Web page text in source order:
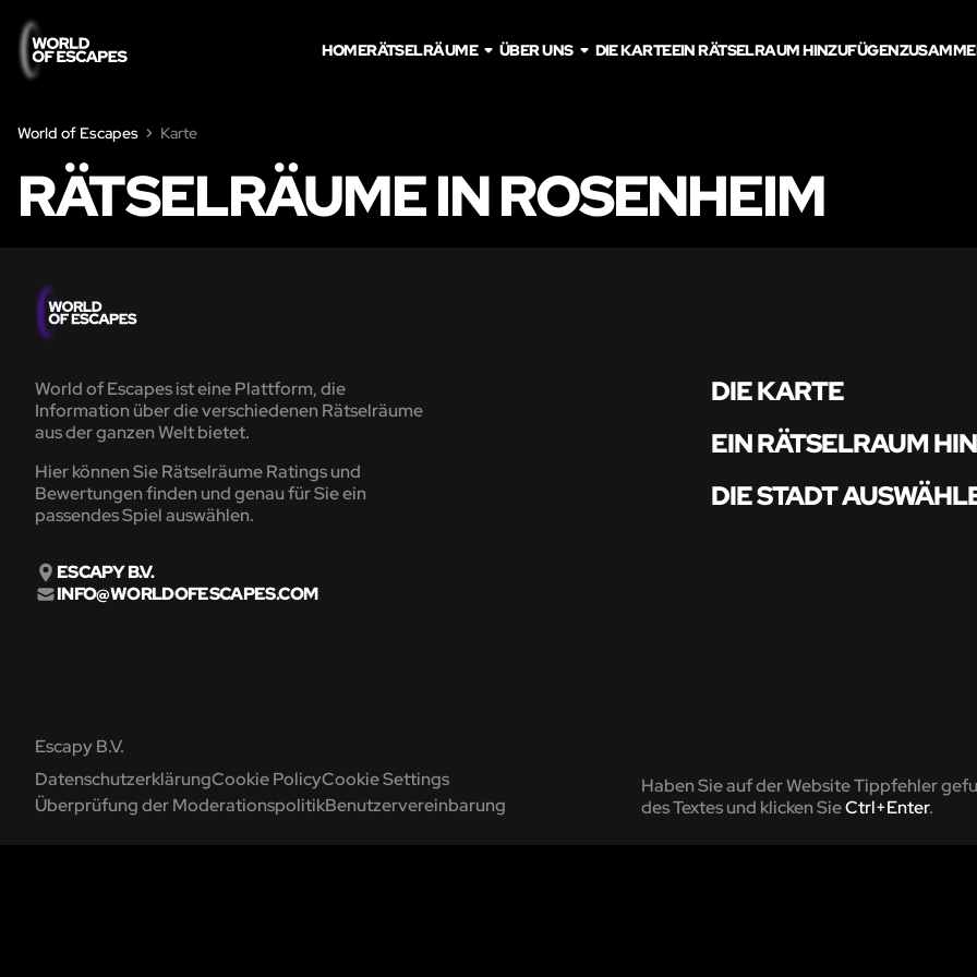
HOMERÄTSELRÄUME ÜBER UNS DIE KARTEEIN RÄTSELRAUM HINZUFÜGEN
World of Escapes Karte
RÄTSELRÄUME IN ROSENHEIM
World of Escapes ist eine Plattform, die
Information über die verschiedenen Rätselräume
aus der ganzen Welt bietet.
Hier können Sie Rätselräume Ratings und
Bewertungen finden und genau für Sie ein
passendes Spiel auswählen.
ESCAPY B.V.
INFO@WORLDOFESCAPES.COM
DIE KARTE
EIN RÄTSELRAUM
DIE STADT
Haben Sie auf der Website Tippfehler
des Textes und klicken SieCtrl+Enter.
Escapy B.V.
DatenschutzerklärungCookie PolicyCookie Settings
Überprüfung der ModerationspolitikBenutzervereinbarung